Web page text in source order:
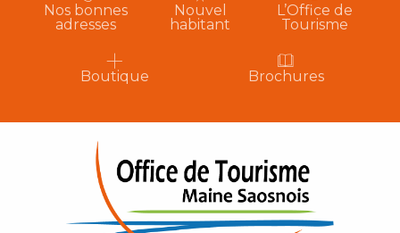
Nos bonnes
adresses
Nouvel
habitant
L’Office de
Tourisme
Boutique Brochures